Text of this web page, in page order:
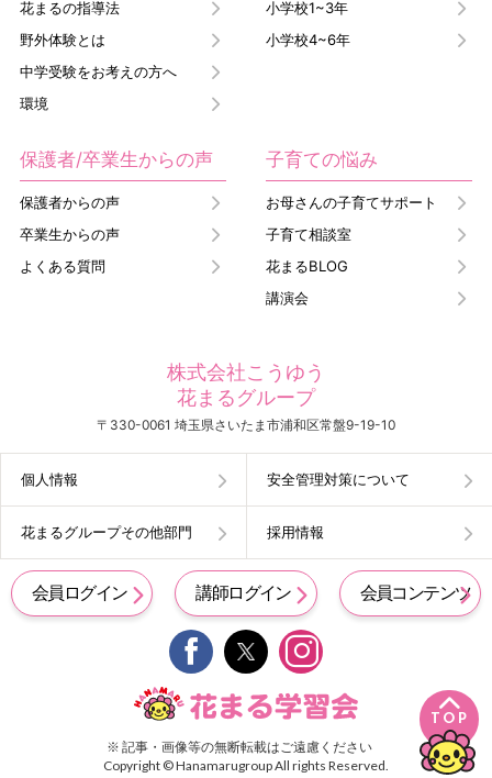
TOP
花まるの指導法
野外体験とは
中学受験をお考えの方へ
環境
小学校1~3年
小学校4~6年
保護者/卒業生からの声
保護者からの声
卒業生からの声
よくある質問
子育ての悩み
お母さんの子育てサポート
子育て相談室
花まるBLOG
講演会
株式会社こうゆう
花まるグループ
〒330-0061 埼玉県さいたま市浦和区常盤9-19-10
個人情報 安全管理対策について
花まるグループその他部門 採用情報
会員ログイン 講師ログイン 会員コンテンツ
 
※ 記事・画像等の無断転載はご遠慮ください
Copyright © Hanamarugroup All rights Reserved.